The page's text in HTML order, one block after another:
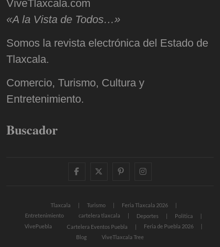
ViveTlaxcala.com
«A la Vista de Todos…»
Somos la revista electrónica del Estado de
Tlaxcala.
Comercio, Turismo, Cultura y
Entretenimiento.
Buscador
facebooktwitter
pinterestinstagram
Tlaxcala Turismo
Feria Tlaxcala 2026
Entretenimiento
cartelera tlaxcala Deportes
Política
VivePuebla
Cartelera Eventos Puebla
Feria de Puebla 2026
Blog
ViveTlaxcala Tree